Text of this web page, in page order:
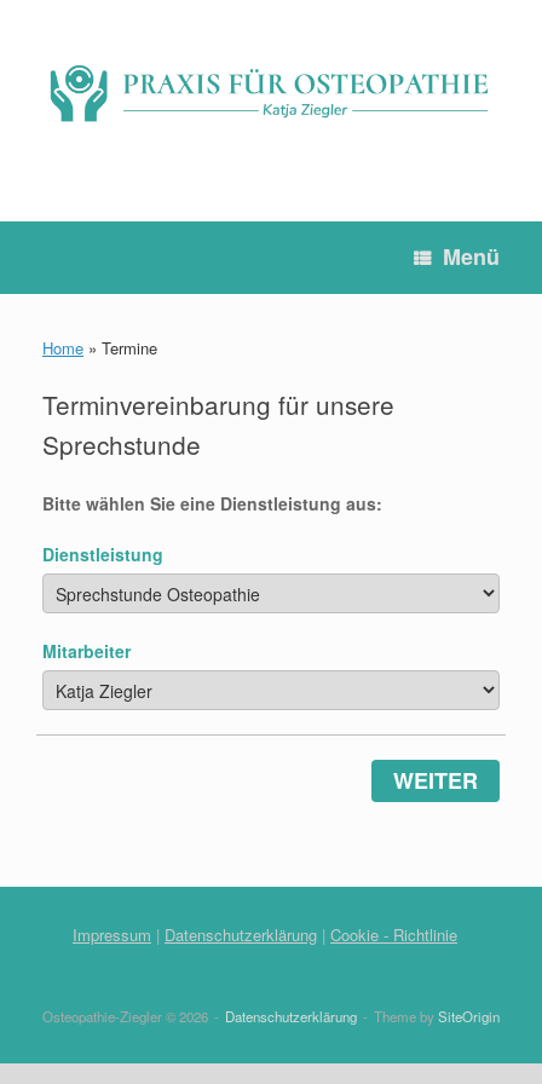
Menü
Home » Termine
Terminvereinbarung für unsere
Sprechstunde
Bitte wählen Sie eine Dienstleistung aus:
Dienstleistung
Mitarbeiter
WEITER
Impressum | Datenschutzerklärung | Cookie - Richtlinie
Osteopathie-Ziegler © 2026 Datenschutzerklärung Theme bySiteOrigin